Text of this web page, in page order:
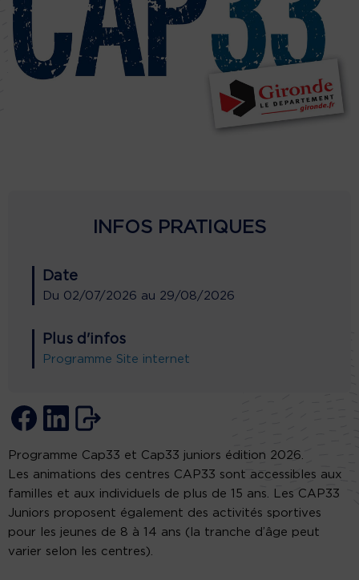
INFOS PRATIQUES
Date
Du 02/07/2026 au 29/08/2026
Plus d'infos
Programme Site internet
Programme Cap33 et Cap33 juniors édition 2026.
Les animations des centres CAP33 sont accessibles aux
familles et aux individuels de plus de 15 ans. Les CAP33
Juniors proposent également des activités sportives
pour les jeunes de 8 à 14 ans (la tranche d’âge peut
varier selon les centres).